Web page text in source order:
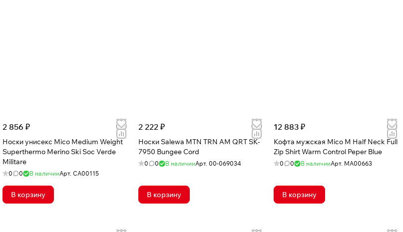
2 856 ₽
Носки унисекс Mico Medium Weight
Superthermo Merino Ski Soc Verde
Militare
0 0 В наличииАрт.CA00115
В корзину
2 222 ₽
Носки Salewa MTN TRN AM QRT SK-
7950 Bungee Cord
0 0 В наличииАрт. 00-069034
В корзину
12 883 ₽
Кофта мужская Mico M Half Neck Full
Zip Shirt Warm Control Peper Blue
0 0 В наличииАрт. MA00663
В корзину